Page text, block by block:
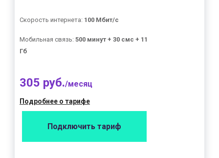
Скорость интернета: 100 Мбит/с
Мобильная связь: 500 минут + 30 смс + 11
Гб
305 руб./месяц
Подробнее о тарифе
Подключить тариф